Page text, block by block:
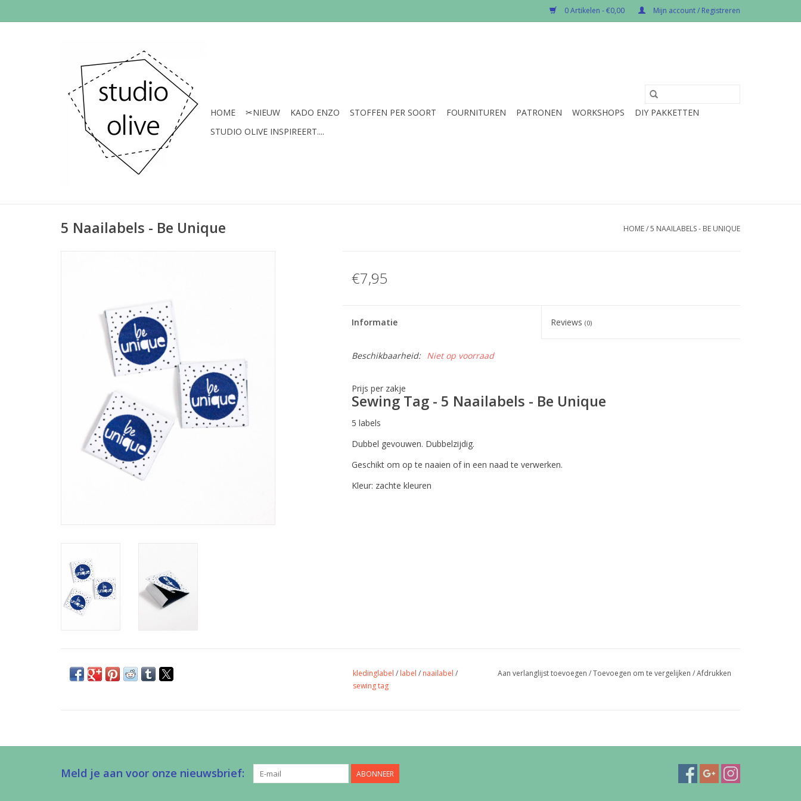
0 Artikelen - €0,00 Mijn account / Registreren
HOME ✂︎NIEUW KADO ENZO STOFFEN PER SOORT FOURNITUREN PATRONEN WORKSHOPS
DIY PAKKETTEN
STUDIO OLIVE INSPIREERT....
5 Naailabels - Be Unique HOME/5 NAAILABELS - BE UNIQUE
€7,95
Informatie Reviews(0)
Beschikbaarheid: Niet op voorraad
Prijs per zakje
Sewing Tag - 5 Naailabels - Be Unique
5 labels
Dubbel gevouwen. Dubbelzijdig.
Geschikt om op te naaien of in een naad te verwerken.
Kleur: zachte kleuren
kledinglabel / label / naailabel /
sewing tag
Aan verlanglijst toevoegen /Toevoegen om te vergelijken /Afdrukken
Meld je aan voor onze nieuwsbrief: ABONNEER